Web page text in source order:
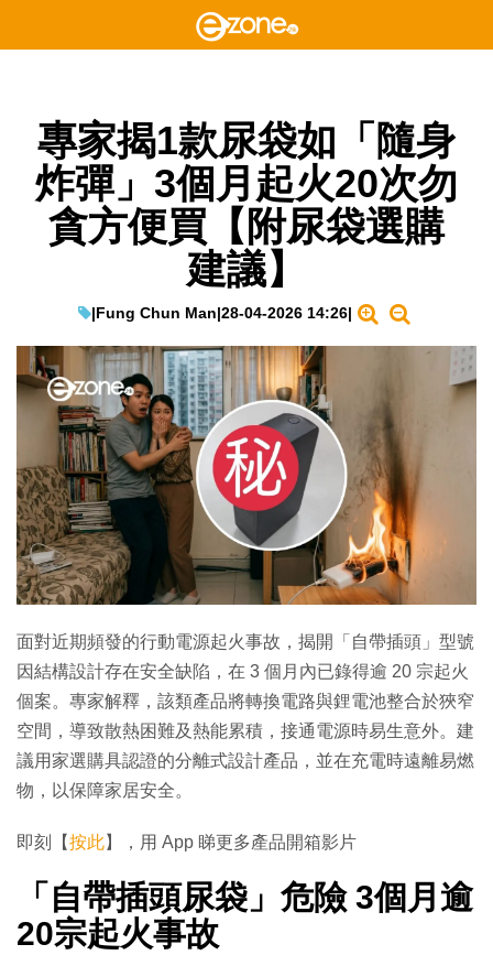
專家揭1款尿袋如「隨身
炸彈」3個月起火20次勿
貪方便買【附尿袋選購
建議】
|Fung Chun Man|28-04-2026 14:26|
面對近期頻發的行動電源起火事故，揭開「自帶插頭」型號
因結構設計存在安全缺陷，在 3 個月內已錄得逾 20 宗起火
個案。專家解釋，該類產品將轉換電路與鋰電池整合於狹窄
空間，導致散熱困難及熱能累積，接通電源時易生意外。建
議用家選購具認證的分離式設計產品，並在充電時遠離易燃
物，以保障家居安全。
即刻【按此】，用 App 睇更多產品開箱影片
「 自帶插頭尿袋」危險 3個月逾
20宗起火事故